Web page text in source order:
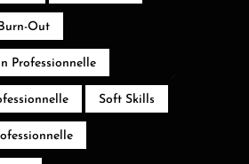
Out
Professionnelle
Soft Skills